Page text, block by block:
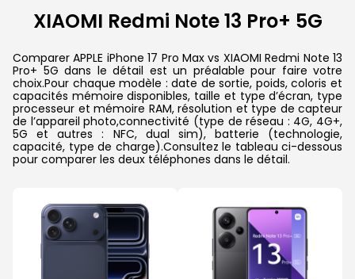
XIAOMI Redmi Note 13 Pro+ 5G
Comparer APPLE iPhone 17 Pro Max vs XIAOMI Redmi Note 13
Pro+ 5G dans le détail est un préalable pour faire votre
choix.Pour chaque modèle : date de sortie, poids, coloris et
capacités mémoire disponibles, taille et type d’écran, type
processeur et mémoire RAM, résolution et type de capteur
de l’appareil photo,connectivité (type de réseau : 4G, 4G+,
5G et autres : NFC, dual sim), batterie (technologie,
capacité, type de charge).Consultez le tableau ci-dessous
pour comparer les deux téléphones dans le détail.